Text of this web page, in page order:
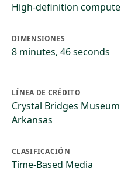
High-definition
DIMENSIONES
8 minutes, 46 seconds
LÍNEA DE CRÉDITO
Crystal Bridges
Arkansas
CLASIFICACIÓN
Time-Based Media